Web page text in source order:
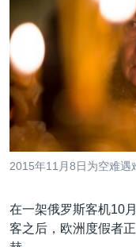
转
到
检
索
欧洲
非洲
美洲
全球议题
人权·法律·宗教
科教·文娱·体健
军事
劳工
环境
白宫要闻
国会报道
美中关系
美国建国250周年
埃博拉疫情
重要讲话与声明
台海两岸关系
VOA视频
VOA今日焦点
中文广播
关注我们
2015年11月8日为空难遇
在一架俄罗斯客机10
客之后，欧洲度假者